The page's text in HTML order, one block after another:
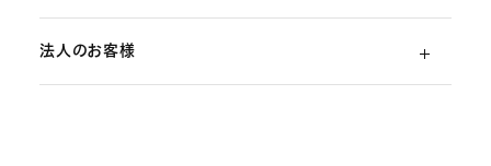
部品・消耗品のご注文
ご利用ガイド（初めての方）
法人のお客様